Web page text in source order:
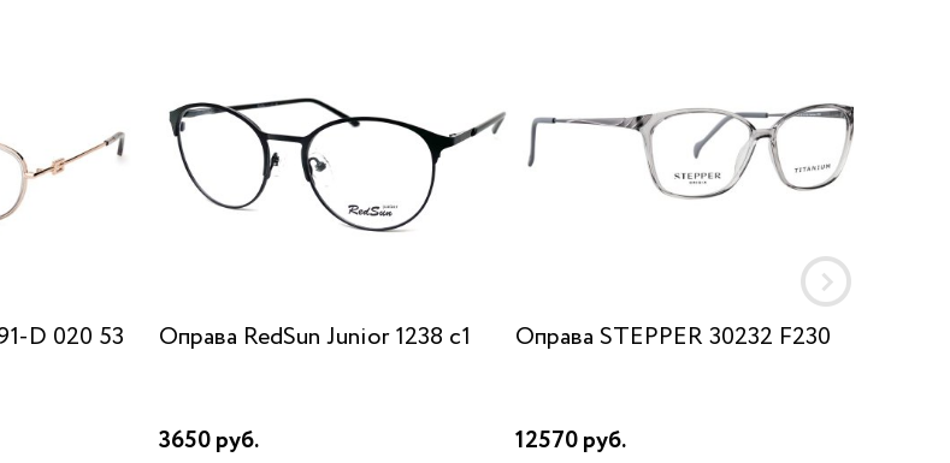
D 020 53 Оправа RedSun Junior 1238 c1
3650 руб.
Оправа STEPPER 30232 F230
12570 руб.